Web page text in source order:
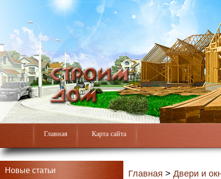
Главная Карта сайта
Новые статьи Главная > Двери и